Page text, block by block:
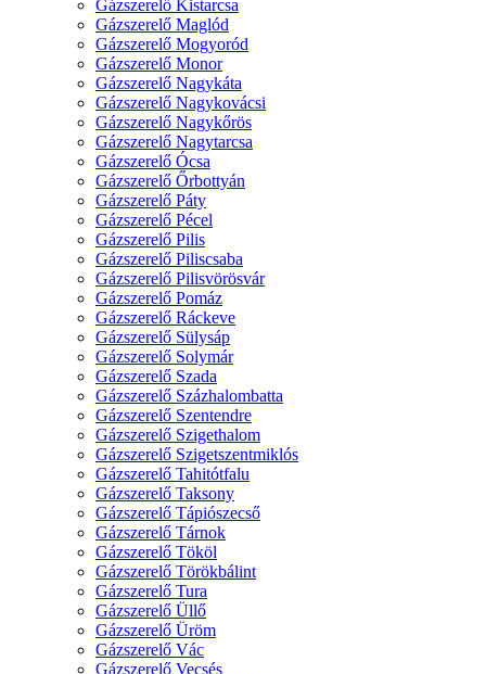
Gázszerelő Kistarcsa
Gázszerelő Maglód
Gázszerelő Mogyoród
Gázszerelő Monor
Gázszerelő Nagykáta
Gázszerelő Nagykovácsi
Gázszerelő Nagykőrös
Gázszerelő Nagytarcsa
Gázszerelő Ócsa
Gázszerelő Őrbottyán
Gázszerelő Páty
Gázszerelő Pécel
Gázszerelő Pilis
Gázszerelő Piliscsaba
Gázszerelő Pilisvörösvár
Gázszerelő Pomáz
Gázszerelő Ráckeve
Gázszerelő Sülysáp
Gázszerelő Solymár
Gázszerelő Szada
Gázszerelő Százhalombatta
Gázszerelő Szentendre
Gázszerelő Szigethalom
Gázszerelő Szigetszentmiklós
Gázszerelő Tahitótfalu
Gázszerelő Taksony
Gázszerelő Tápiószecső
Gázszerelő Tárnok
Gázszerelő Tököl
Gázszerelő Törökbálint
Gázszerelő Tura
Gázszerelő Üllő
Gázszerelő Üröm
Gázszerelő Vác
Gázszerelő Vecsés